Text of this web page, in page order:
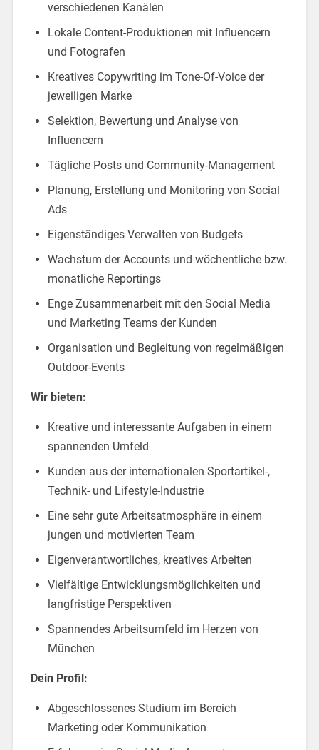
verschiedenen Kanälen
Lokale Content-Produktionen mit Influencern
und Fotografen
Kreatives Copywriting im Tone-Of-Voice der
jeweiligen Marke
Selektion, Bewertung und Analyse von
Influencern
Tägliche Posts und Community-Management
Planung, Erstellung und Monitoring von Social
Ads
Eigenständiges Verwalten von Budgets
Wachstum der Accounts und wöchentliche bzw.
monatliche Reportings
Enge Zusammenarbeit mit den Social Media
und Marketing Teams der Kunden
Organisation und Begleitung von regelmäßigen
Outdoor-Events
Wir bieten:
Kreative und interessante Aufgaben in einem
spannenden Umfeld
Kunden aus der internationalen Sportartikel-,
Technik- und Lifestyle-Industrie
Eine sehr gute Arbeitsatmosphäre in einem
jungen und motivierten Team
Eigenverantwortliches, kreatives Arbeiten
Vielfältige Entwicklungsmöglichkeiten und
langfristige Perspektiven
Spannendes Arbeitsumfeld im Herzen von
München
Dein Profil:
Abgeschlossenes Studium im Bereich
Marketing oder Kommunikation